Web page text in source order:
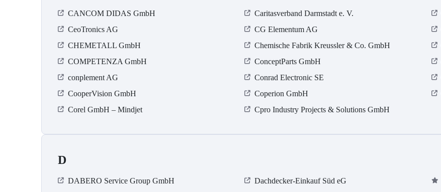
CANCOM DIDAS GmbH Caritasverband Darmstadt e. V.
CeoTronics AG
CG Elementum AG
CHEMETALL GmbH
Chemische Fabrik Kreussler & Co. GmbH
COMPETENZA GmbH
ConceptParts GmbH
conplement AG
Conrad Electronic SE
CooperVision GmbH
Coperion GmbH
Corel GmbH – Mindjet
Cpro Industry Projects & Solutions GmbH
D
DABERO Service Group GmbH Dachdecker-Einkauf Süd eG